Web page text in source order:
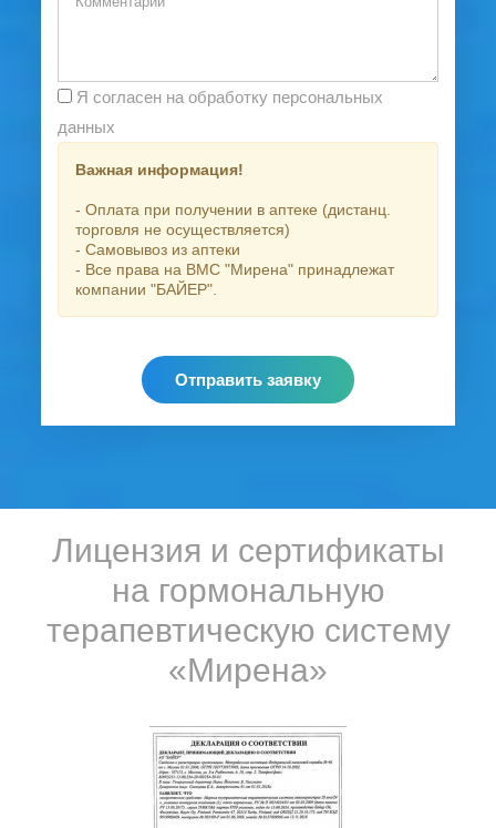
данных
Важная информация!
- Оплата при получении в аптеке (дистанц.
торговля не осуществляется)
- Самовывоз из аптеки
- Все права на ВМС "Мирена" принадлежат
компании "БАЙЕР".
Отправить заявку
Лицензия и сертификаты
на гормональную
терапевтическую систему
«Мирена»